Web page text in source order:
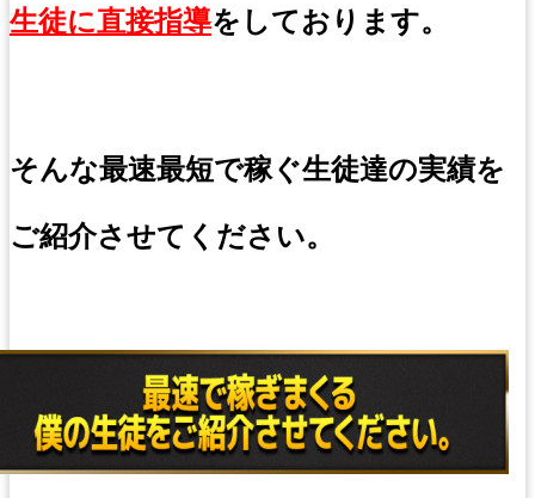
生徒に直接指導をしております。
そんな最速最短で稼ぐ生徒達の実績を
ご紹介させてください。